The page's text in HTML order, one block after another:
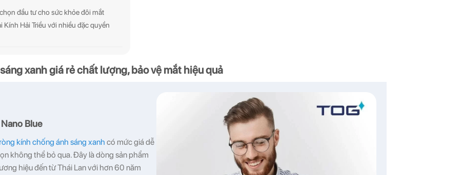
đầu tư cho sức khỏe đôi mắt
Hải Triều với nhiều đặc quyền
xanh giá rẻ chất lượng, bảo vệ mắt hiệu quả
Blue
kính chống ánh sáng xanh có mức giá dễ
không thể bỏ qua. Đây là dòng sản phẩm
hiệu đến từ Thái Lan với hơn 60 năm